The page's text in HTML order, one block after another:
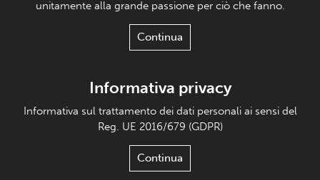
unitamente alla grande passione per ciò che fanno.
Continua
Informativa privacy
Informativa sul trattamento dei dati personali ai sensi del
Reg. UE 2016/679 (GDPR)
Continua